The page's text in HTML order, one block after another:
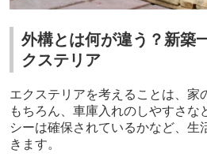
外構とは何が違う？新築
クステリア
エクステリアを考えることは、家
もちろん、車庫入れのしやすさな
シーは確保されているかなど、生
きます。